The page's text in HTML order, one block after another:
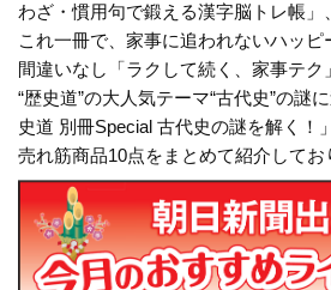
わざ・慣用句で鍛える漢字脳トレ帳」、
これ一冊で、家事に追われないハッピ
間違いなし「ラクして続く、家事テク
“歴史道”の大人気テーマ“古代史”の謎
史道 別冊Special 古代史の謎を解く！
売れ筋商品10点をまとめて紹介してお